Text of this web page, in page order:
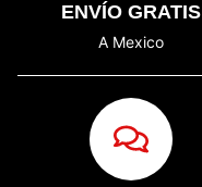
ENVÍO GRATIS
A Mexico